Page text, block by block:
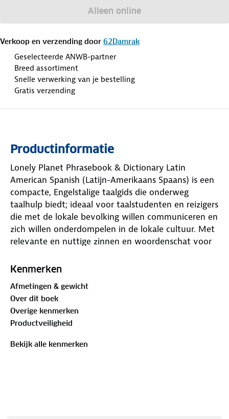
Alleen online
Verkoop en verzending door 62Damrak
Geselecteerde ANWB-partner
Breed assortiment
Snelle verwerking van je bestelling
Gratis verzending
Productinformatie
Lonely Planet Phrasebook & Dictionary Latin
American Spanish (Latijn-Amerikaans Spaans) is een
compacte, Engelstalige taalgids die onderweg
taalhulp biedt; ideaal voor taalstudenten en reizigers
die met de lokale bevolking willen communiceren en
zich willen onderdompelen in de lokale cultuur. Met
relevante en nuttige zinnen en woordenschat voor
helpen je om vrienden te maken, vriendelijke service
reiservaringen op te doen. Deze taalgids zorgt
ervoor dat je vol zelfvertrouwen kunt praten en
vind je essentiële zinnen voor al je reisbehoeften,
tips om lokale aanbevelingen te krijgen,
gebruiksvriendelijke uitspraakgidsen en tips van
Kenmerken
Afmetingen & gewicht
Over dit boek
Overige kenmerken
Productveiligheid
Bekijk alle kenmerken